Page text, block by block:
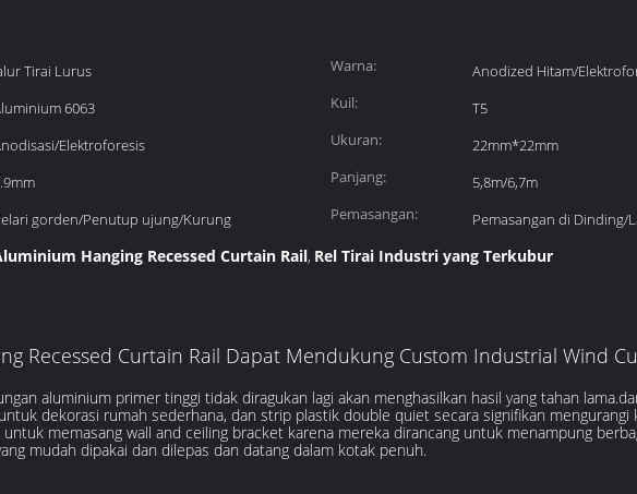
Tirai Lurus Warna:
Anodized Hitam/
6063 Kuil:
T5
Elektroforesis Ukuran:
22mm*22mm
Panjang:
5,8m/6,7m
gorden/Penutup ujung/Kurung Pemasangan:
Pemasangan di Dinding/
Hanging Recessed Curtain Rail, Rel Tirai Industri yang Terkubur
Recessed Curtain Rail Dapat Mendukung Custom Industrial Wind
aluminium primer tinggi tidak diragukan lagi akan menghasilkan hasil yang tahan
dekorasi rumah sederhana, dan strip plastik double quiet secara signifikan mengurangi
memasang wall and ceiling bracket karena mereka dirancang untuk menampung
mudah dipakai dan dilepas dan datang dalam kotak penuh.